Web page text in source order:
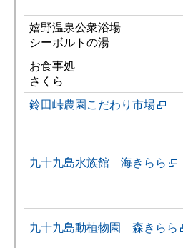
嬉野温泉公衆浴場
シーボルトの湯
お食事処
さくら
鈴田峠農園こだわり市場
九十九島水族館 海きらら
九十九島動植物園 森きらら